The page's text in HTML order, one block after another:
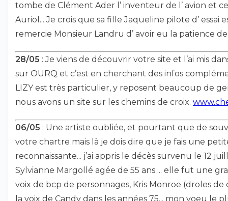
tombe de Clément Ader l’ inventeur de l’ avion et
Auriol... Je crois que sa fille Jaqueline pilote d’ essai
remercie Monsieur Landru d’ avoir eu la patience
28/05 : Je viens de découvrir votre site et l’ai mis
sur OURQ et c’est en cherchant des infos
LIZY est très particulier, y reposent beaucoup de
nous avons un site sur les chemins de croix.
06/05 : Une artiste oubliée, et pourtant que de
votre chartre mais là je dois dire que je fais une
reconnaissante... j’ai appris le décès survenu le 12
Sylvianne Margollé agée de 55 ans ... elle fut une
voix de bcp de personnages, Kris Monroe (droles
la voix de Candy dans les années 75... mon voeu le